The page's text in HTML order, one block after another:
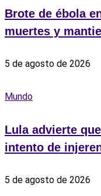
Brote de ébola
muertes y
5 de agosto de 2026
Mundo
Lula advierte
intento de
5 de agosto de 2026